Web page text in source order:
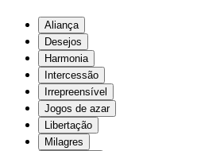
Aliança
Desejos
Harmonia
Intercessão
Irrepreensível
Jogos de azar
Libertação
Milagres